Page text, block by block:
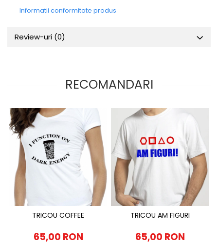
Informatii conformitate produs
Review-uri (0)
RECOMANDARI
TRICOU COFFEE
65,00 RON
TRICOU AM FIGURI
65,00 RON